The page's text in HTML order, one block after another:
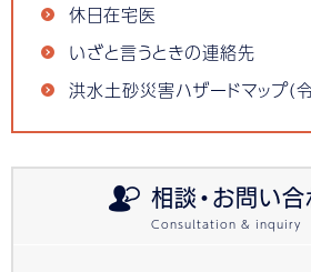
休日在宅医
いざと言うときの連絡先
洪水土砂災害ハザードマップ
相談・お問い合